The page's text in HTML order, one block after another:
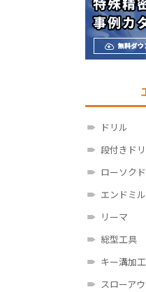
ドリル
段付きド
ローソク
エンドミル
リーマ
総型工具
キー溝加
スローア